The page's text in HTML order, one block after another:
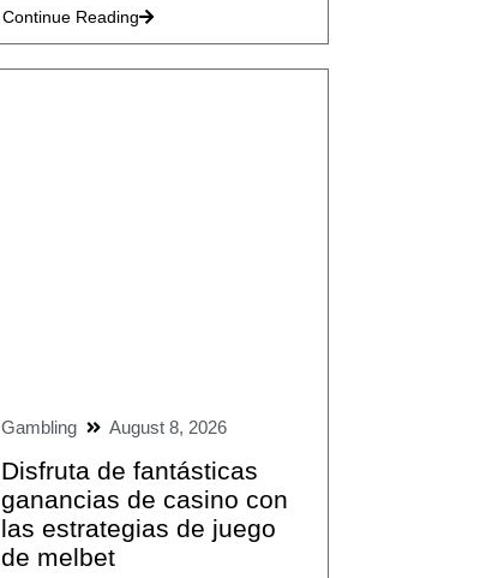
Continue Reading
Gambling August 8, 2026
Disfruta de fantásticas
ganancias de casino con
las estrategias de juego
de melbet